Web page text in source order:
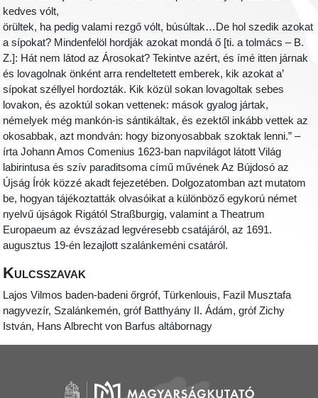
kedves vólt,
örültek, ha pedig valami rezgő vólt, búsúltak…De hol szedik azokat
a sípokat? Mindenfelöl hordják azokat mondá ő [ti. a tolmács – B.
Z.]: Hát nem látod az Árosokat? Tekintve azért, és ímé itten járnak
és lovagolnak önként arra rendeltetett emberek, kik azokat a’
sípokat széllyel hordozták. Kik közül sokan lovagoltak sebes
lovakon, és azoktúl sokan vettenek: mások gyalog jártak,
némelyek még mankón-is sántikáltak, és ezektől inkább vettek az
okosabbak, azt mondván: hogy bizonyosabbak szoktak lenni.” –
írta Johann Amos Comenius 1623-ban napvilágot látott Világ
labirintusa és szív paraditsoma című művének Az Bújdosó az
Újság Írók közzé akadt fejezetében. Dolgozatomban azt mutatom
be, hogyan tájékoztatták olvasóikat a különböző egykorú német
nyelvű újságok Rigától Straßburgig, valamint a Theatrum
Europaeum az évszázad legvéresebb csatájáról, az 1691.
augusztus 19-én lezajlott szalánkeméni csatáról.
Kulcsszavak
Lajos Vilmos baden-badeni őrgróf, Türkenlouis, Fazil Musztafa
nagyvezír, Szalánkemén, gróf Batthyány II. Ádám, gróf Zichy
István, Hans Albrecht von Barfus altábornagy